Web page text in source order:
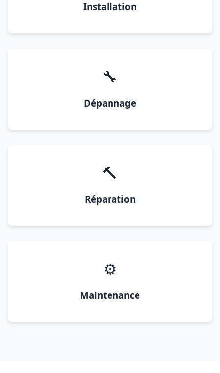
Installation
🔧
Dépannage
🔨
Réparation
⚙️
Maintenance